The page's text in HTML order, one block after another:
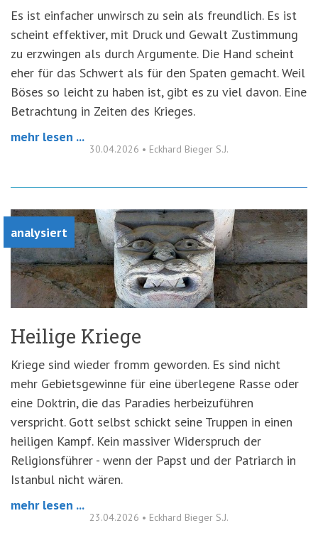
Es ist einfacher unwirsch zu sein als freundlich. Es ist
scheint effektiver, mit Druck und Gewalt Zustimmung
zu erzwingen als durch Argumente. Die Hand scheint
eher für das Schwert als für den Spaten gemacht. Weil
Böses so leicht zu haben ist, gibt es zu viel davon. Eine
Betrachtung in Zeiten des Krieges.
mehr lesen ...
30.04.2026 • Eckhard Bieger S.J.
analysiert
Heilige Kriege
Kriege sind wieder fromm geworden. Es sind nicht
mehr Gebietsgewinne für eine überlegene Rasse oder
eine Doktrin, die das Paradies herbeizuführen
verspricht. Gott selbst schickt seine Truppen in einen
heiligen Kampf. Kein massiver Widerspruch der
Religionsführer - wenn der Papst und der Patriarch in
Istanbul nicht wären.
mehr lesen ...
23.04.2026 • Eckhard Bieger S.J.